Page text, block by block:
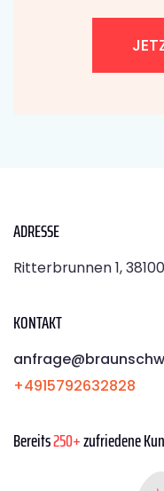
ADRESSE
Ritterbrunnen 1,
KONTAKT
+4915792632828
Bereits250+zufriedene